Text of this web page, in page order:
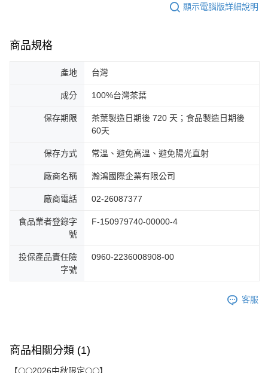
顯示電腦版詳細說明
商品規格
產地 台灣
成分 100%台灣茶葉
保存期限
茶葉製造日期後 720 天；食品製造日期後
60天
保存方式 常溫、避免高溫、避免陽光直射
廠商名稱 瀚鴻國際企業有限公司
廠商電話 02-26087377
食品業者登錄字
號
F-150979740-00000-4
投保產品責任險
字號
0960-2236008908-00
客服
商品相關分類 (1)
【🌕🌕2026中秋限定🌕🌕】